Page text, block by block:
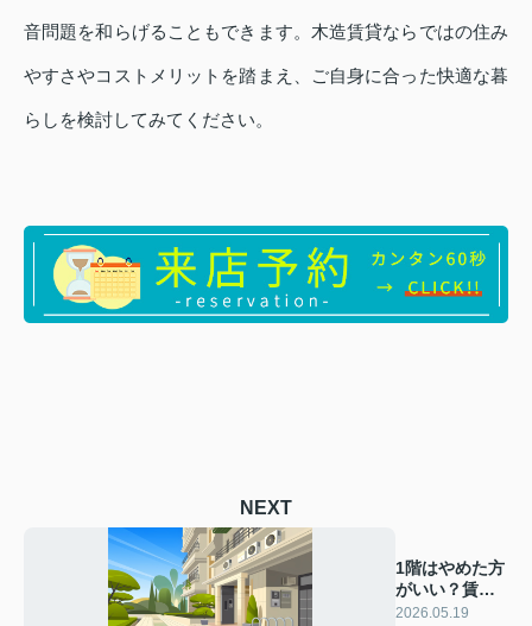
音問題を和らげることもできます。木造賃貸ならではの住み
やすさやコストメリットを踏まえ、ご自身に合った快適な暮
らしを検討してみてください。
NEXT
1階はやめた方
がいい？賃貸
選びの注意点
2026.05.19